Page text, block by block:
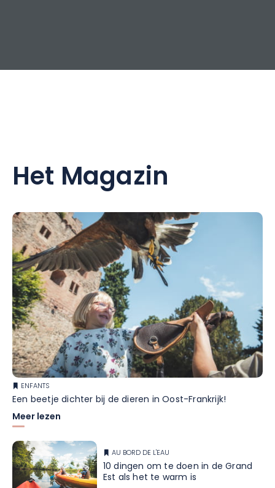
Het Magazin
ENFANTS
Een beetje dichter bij de dieren in Oost-Frankrijk!
Meer lezen
AU BORD DE L'EAU
10 dingen om te doen in de Grand
Est als het te warm is